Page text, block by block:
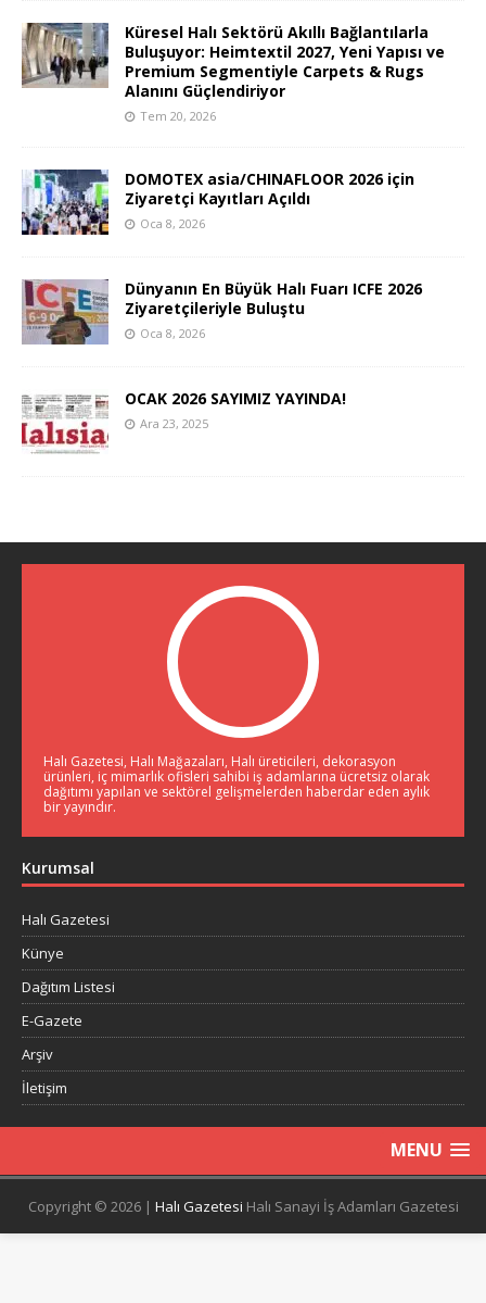
Küresel Halı Sektörü Akıllı Bağlantılarla
Buluşuyor: Heimtextil 2027, Yeni Yapısı ve
Premium Segmentiyle Carpets & Rugs
Alanını Güçlendiriyor
Tem 20, 2026
DOMOTEX asia/CHINAFLOOR 2026 için
Ziyaretçi Kayıtları Açıldı
Oca 8, 2026
Dünyanın En Büyük Halı Fuarı ICFE 2026
Ziyaretçileriyle Buluştu
Oca 8, 2026
OCAK 2026 SAYIMIZ YAYINDA!
Ara 23, 2025
Halı Gazetesi, Halı Mağazaları, Halı üreticileri, dekorasyon
ürünleri, iç mimarlık ofisleri sahibi iş adamlarına ücretsiz olarak
dağıtımı yapılan ve sektörel gelişmelerden haberdar eden aylık
bir yayındır.
Kurumsal
Halı Gazetesi
Künye
Dağıtım Listesi
E-Gazete
Arşiv
İletişim
MENU
Copyright © 2026 | Halı Gazetesi Halı Sanayi İş Adamları Gazetesi